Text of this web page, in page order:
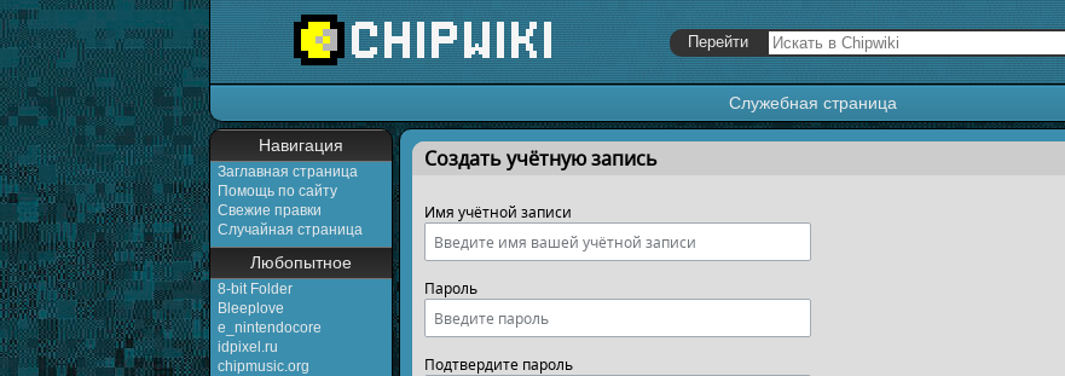
Служебная страница
Навигация
Заглавная страница
Помощь по сайту
Свежие правки
Случайная страница
Любопытное
8-bit Folder
Bleeplove
e_nintendocore
idpixel.ru
chipmusic.org
Перейти к:навигация,поиск
Создать учётную запись
Имя учётной записи
Пароль
Подтвердите пароль